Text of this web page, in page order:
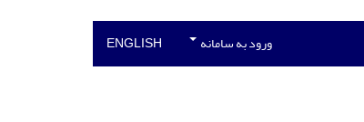
ورود به سامانه ENGLISH